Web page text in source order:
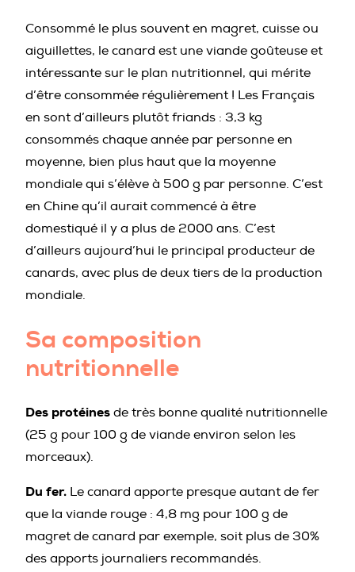
Consommé le plus souvent en magret, cuisse ou
aiguillettes, le canard est une viande goûteuse et
intéressante sur le plan nutritionnel, qui mérite
d’être consommée régulièrement ! Les Français
en sont d’ailleurs plutôt friands : 3,3 kg
consommés chaque année par personne en
moyenne, bien plus haut que la moyenne
mondiale qui s’élève à 500 g par personne. C’est
en Chine qu’il aurait commencé à être
domestiqué il y a plus de 2000 ans. C’est
d’ailleurs aujourd’hui le principal producteur de
canards, avec plus de deux tiers de la production
mondiale.
Sa composition
nutritionnelle
Des protéines de très bonne qualité nutritionnelle
(25 g pour 100 g de viande environ selon les
morceaux).
Du fer. Le canard apporte presque autant de fer
que la viande rouge : 4,8 mg pour 100 g de
magret de canard par exemple, soit plus de 30%
des apports journaliers recommandés.